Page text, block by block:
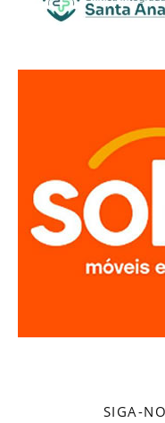
SIGA-